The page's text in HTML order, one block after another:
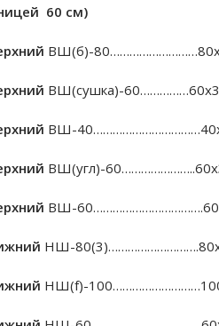
60 см)
ВШ(б)-
ВШ(сушка)-
ВШ-
ВШ(угл)-
ВШ-
НШ-
НШ(f)-